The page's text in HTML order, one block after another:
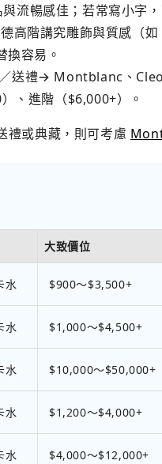
流暢感佳；若常寫小字
高階講究雕飾與質感（
換容易。
送禮→ Montblanc、
、進階（$6,000+）。
禮或典藏，則可考慮
大致價位
水 $900～$3,500+
水 $1,000～$4,500+
水 $10,000～$50,000+
水 $1,200～$4,000+
水 $4,000～$12,000+